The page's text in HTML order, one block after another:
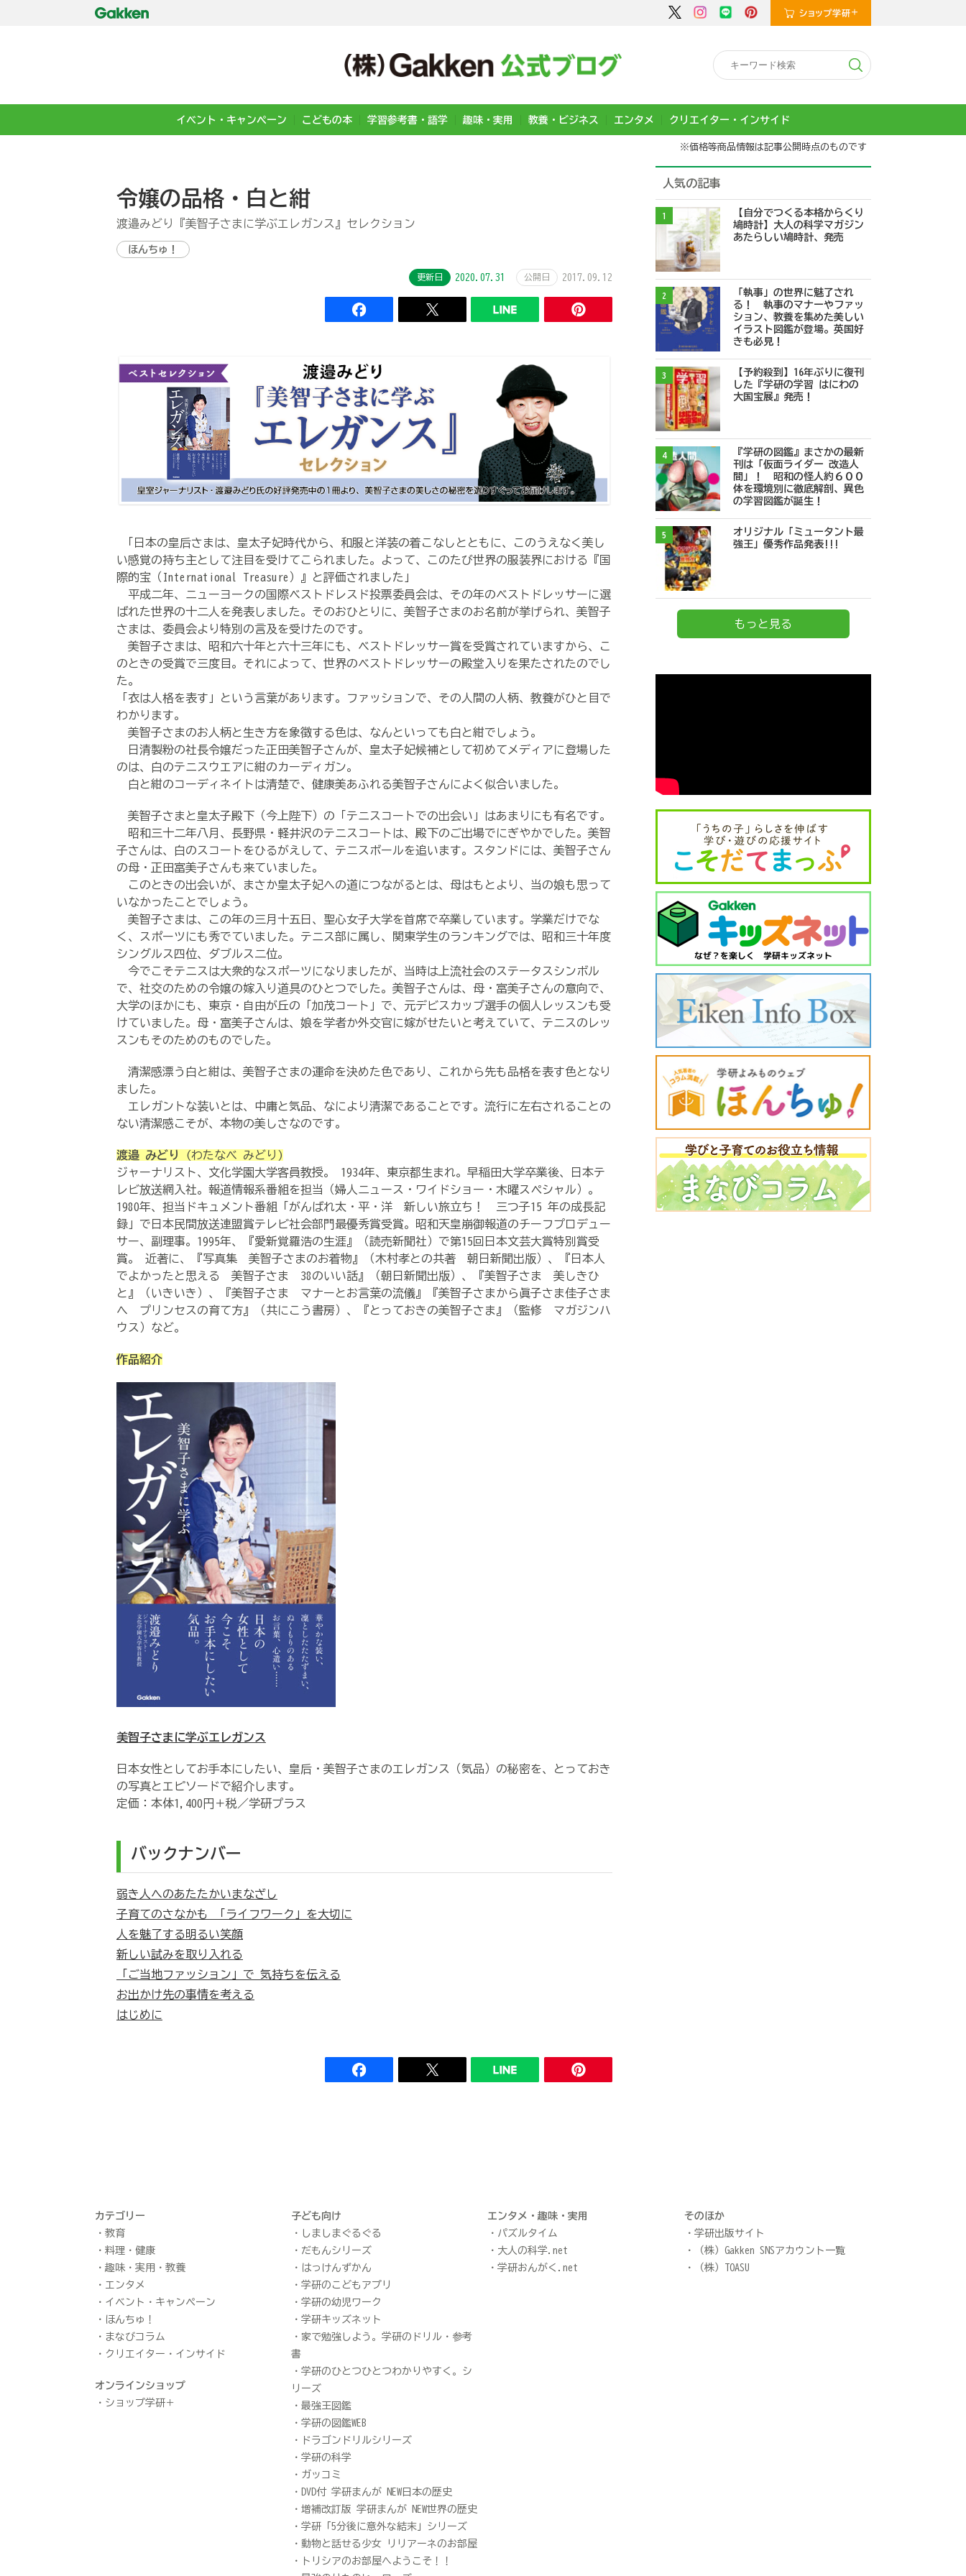
イベント・キャンペーン こどもの本 学習参考書・語学 趣味・実用 教養・ビジネス エンタメ クリエイター・インサイド
※価格等商品情報は記事公開時点のものです
令嬢の品格・白と紺
渡邉みどり『美智子さまに学ぶエレガンス』セレクション
ほんちゅ！
更新日 2020.07.31 公開日 2017.09.12
「日本の皇后さまは、皇太子妃時代から、和服と洋装の着こなしとともに、このうえなく美し
い感覚の持ち主として注目を受けてこられました。よって、このたび世界の服装界における『国
際的宝（International Treasure）』と評価されました」
平成二年、ニューヨークの国際ベストドレスド投票委員会は、その年のベストドレッサーに選
ばれた世界の十二人を発表しました。そのおひとりに、美智子さまのお名前が挙げられ、美智子
さまは、委員会より特別の言及を受けたのです。
美智子さまは、昭和六十年と六十三年にも、ベストドレッサー賞を受賞されていますから、こ
のときの受賞で三度目。それによって、世界のベストドレッサーの殿堂入りを果たされたのでし
た。
「衣は人格を表す」という言葉があります。ファッションで、その人間の人柄、教養がひと目で
わかります。
美智子さまのお人柄と生き方を象徴する色は、なんといっても白と紺でしょう。
日清製粉の社長令嬢だった正田美智子さんが、皇太子妃候補として初めてメディアに登場した
のは、白のテニスウエアに紺のカーディガン。
白と紺のコーディネイトは清楚で、健康美あふれる美智子さんによく似合いました。
美智子さまと皇太子殿下（今上陛下）の「テニスコートでの出会い」はあまりにも有名です。
昭和三十二年八月、長野県・軽井沢のテニスコートは、殿下のご出場でにぎやかでした。美智
子さんは、白のスコートをひるがえして、テニスボールを追います。スタンドには、美智子さん
の母・正田富美子さんも来ていました。
このときの出会いが、まさか皇太子妃への道につながるとは、母はもとより、当の娘も思って
いなかったことでしょう。
美智子さまは、この年の三月十五日、聖心女子大学を首席で卒業しています。学業だけでな
く、スポーツにも秀でていました。テニス部に属し、関東学生のランキングでは、昭和三十年度
シングルス四位、ダブルス二位。
今でこそテニスは大衆的なスポーツになりましたが、当時は上流社会のステータスシンボル
で、社交のための令嬢の嫁入り道具のひとつでした。美智子さんは、母・富美子さんの意向で、
大学のほかにも、東京・自由が丘の「加茂コート」で、元デビスカップ選手の個人レッスンも受
けていました。母・富美子さんは、娘を学者か外交官に嫁がせたいと考えていて、テニスのレッ
スンもそのためのものでした。
清潔感漂う白と紺は、美智子さまの運命を決めた色であり、これから先も品格を表す色となり
ました。
エレガントな装いとは、中庸と気品、なにより清潔であることです。流行に左右されることの
ない清潔感こそが、本物の美しさなのです。
渡邉 みどり
(わたなべ みどり)
ジャーナリスト、文化学園大学客員教授。 1934年、東京都生まれ。早稲田大学卒業後、日本テ
レビ放送網入社。報道情報系番組を担当（婦人ニュース・ワイドショー・木曜スペシャル）。
1980年、担当ドキュメント番組「がんばれ太・平・洋 新しい旅立ち！ 三つ子15 年の成長記
録」で日本民間放送連盟賞テレビ社会部門最優秀賞受賞。昭和天皇崩御報道のチーフプロデュー
サー、副理事。1995年、『愛新覚羅浩の生涯』（読売新聞社）で第15回日本文芸大賞特別賞受
賞。 近著に、『写真集 美智子さまのお着物』（木村孝との共著 朝日新聞出版）、『日本人
でよかったと思える 美智子さま 38のいい話』（朝日新聞出版）、『美智子さま 美しきひ
と』（いきいき）、『美智子さま マナーとお言葉の流儀』『美智子さまから眞子さま佳子さま
へ プリンセスの育て方』（共にこう書房）、『とっておきの美智子さま』（監修 マガジンハ
ウス）など。
作品紹介
美智子さまに学ぶエレガンス
日本女性としてお手本にしたい、皇后・美智子さまのエレガンス（気品）の秘密を、とっておき
の写真とエピソードで紹介します。
定価：本体1,400円＋税／学研プラス
バックナンバー
弱き人へのあたたかいまなざし
子育てのさなかも 「ライフワーク」を大切に
人を魅了する明るい笑顔
新しい試みを取り入れる
「ご当地ファッション」で 気持ちを伝える
お出かけ先の事情を考える
はじめに
人気の記事
1
【自分でつくる本格からくり
鳩時計】大人の科学マガジン
あたらしい鳩時計、発売
2
「執事」の世界に魅了され
る！ 執事のマナーやファッ
ション、教養を集めた美しい
イラスト図鑑が登場。英国好
きも必見！
3
【予約殺到】16年ぶりに復刊
した『学研の学習 はにわの
大国宝展』発売！
4
『学研の図鑑』まさかの最新
刊は「仮面ライダー 改造人
間」！ 昭和の怪人約６００
体を環境別に徹底解剖、異色
の学習図鑑が誕生！
5
オリジナル「ミュータント最
強王」優秀作品発表!!!
もっと見る
カテゴリー
教育
料理・健康
趣味・実用・教養
エンタメ
イベント・キャンペーン
ほんちゅ！
まなびコラム
クリエイター・インサイド
オンラインショップ
ショップ学研＋
子ども向け
しましまぐるぐる
だもんシリーズ
はっけんずかん
学研のこどもアプリ
学研の幼児ワーク
学研キッズネット
家で勉強しよう。学研のドリル・参考
書
学研のひとつひとつわかりやすく。シ
リーズ
最強王図鑑
学研の図鑑WEB
ドラゴンドリルシリーズ
学研の科学
ガッコミ
DVD付 学研まんが NEW日本の歴史
増補改訂版 学研まんが NEW世界の歴史
学研「5分後に意外な結末」シリーズ
動物と話せる少女 リリアーネのお部屋
トリシアのお部屋へようこそ！！
エンタメ・趣味・実用
パズルタイム
大人の科学.net
学研おんがく.net
そのほか
学研出版サイト
（株）Gakken SNSアカウント一覧
（株）TOASU